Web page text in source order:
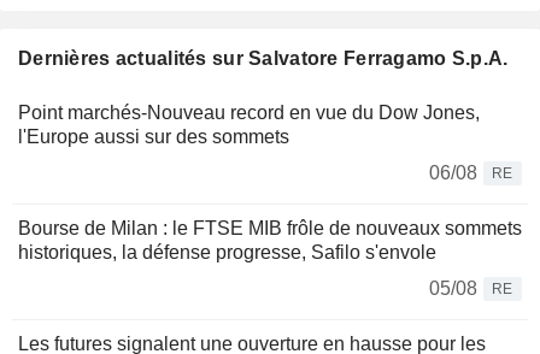
Dernières actualités sur Salvatore Ferragamo S.p.A.
Point marchés-Nouveau record en vue du Dow Jones,
l'Europe aussi sur des sommets
06/08
RE
Bourse de Milan : le FTSE MIB frôle de nouveaux sommets
historiques, la défense progresse, Safilo s'envole
05/08
RE
Les futures signalent une ouverture en hausse pour les